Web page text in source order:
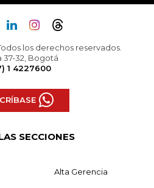
los derechos reservados.
37-32, Bogotá
1 4227600
SECCIONES
Alta Gerencia